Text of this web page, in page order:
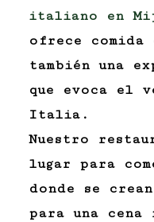
italiano en
ofrece
también una
que evoca el
Italia.
Nuestro
lugar para
donde se
para una cena